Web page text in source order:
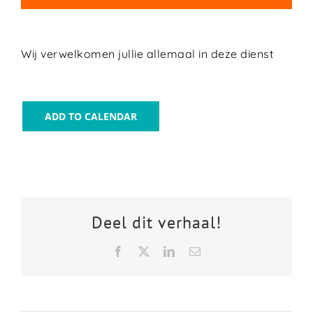
Wij verwelkomen jullie allemaal in deze dienst
ADD TO CALENDAR
Deel dit verhaal!
Facebook LinkedInEmail